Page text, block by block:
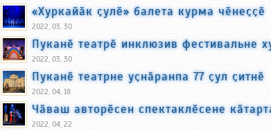
«Хуркайӑк ҫулӗ» балета курма чӗнеҫҫӗ
2022, 03, 30
Пуканӗ театрӗ инклюзив фестивальне
2022, 03, 30
Пуканӗ театрне уҫнӑранпа 77 ҫул ҫитнӗ
2022, 04, 18
Чӑваш авторӗсен спектаклӗсене
2022, 04, 22